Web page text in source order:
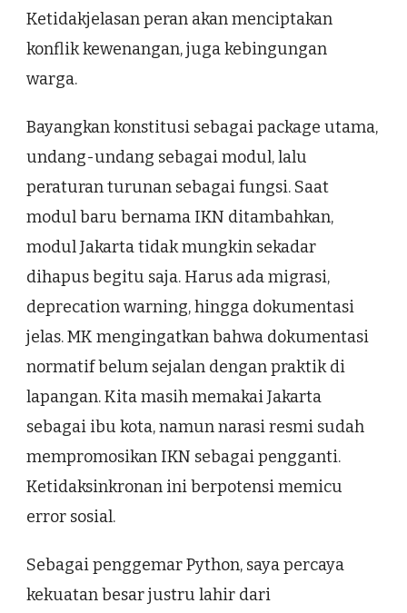
Ketidakjelasan peran akan menciptakan
konflik kewenangan, juga kebingungan
warga.
Bayangkan konstitusi sebagai package utama,
undang-undang sebagai modul, lalu
peraturan turunan sebagai fungsi. Saat
modul baru bernama IKN ditambahkan,
modul Jakarta tidak mungkin sekadar
dihapus begitu saja. Harus ada migrasi,
deprecation warning, hingga dokumentasi
jelas. MK mengingatkan bahwa dokumentasi
normatif belum sejalan dengan praktik di
lapangan. Kita masih memakai Jakarta
sebagai ibu kota, namun narasi resmi sudah
mempromosikan IKN sebagai pengganti.
Ketidaksinkronan ini berpotensi memicu
error sosial.
Sebagai penggemar Python, saya percaya
kekuatan besar justru lahir dari